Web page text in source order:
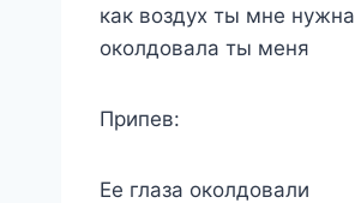
как воздух ты мне нужна
околдовала ты меня
Припев:
Ее глаза околдовали